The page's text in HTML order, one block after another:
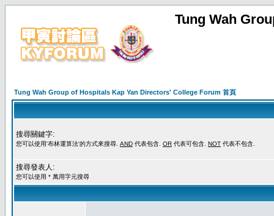
Tung Wah
Tung Wah Group of Hospitals Kap Yan Directors' College Forum 首頁
搜尋關鍵字:
您可以使用'布林運算法'的方式來搜尋. AND 代表包含. OR 代表可包含. NOT 代表不包含.
搜尋發表人:
您可以使用 * 萬用字元搜尋